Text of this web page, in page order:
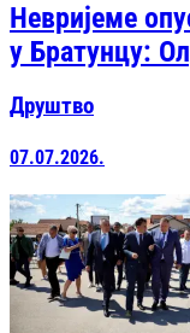
Невријеме
у Братунцу:
Друштво
07.07.2026.